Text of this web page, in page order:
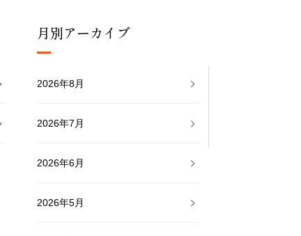
月別アーカイブ
2026年8月
2026年7月
2026年6月
2026年5月